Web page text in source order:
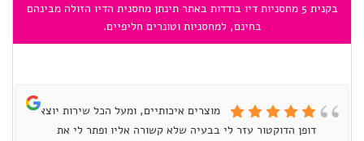
בקנית 5 מחסניות דיו בודדות באתר תינתן מחסנית הדיו הזולה מבינהם
בחינם, למחסניות וטונרים חליפיים.
מוצרים איכותיים, ומעל הכל שירות יוצא
דופן הדוקטור עזר לי בבעיה שלא קשורה אליו ופתר לי את